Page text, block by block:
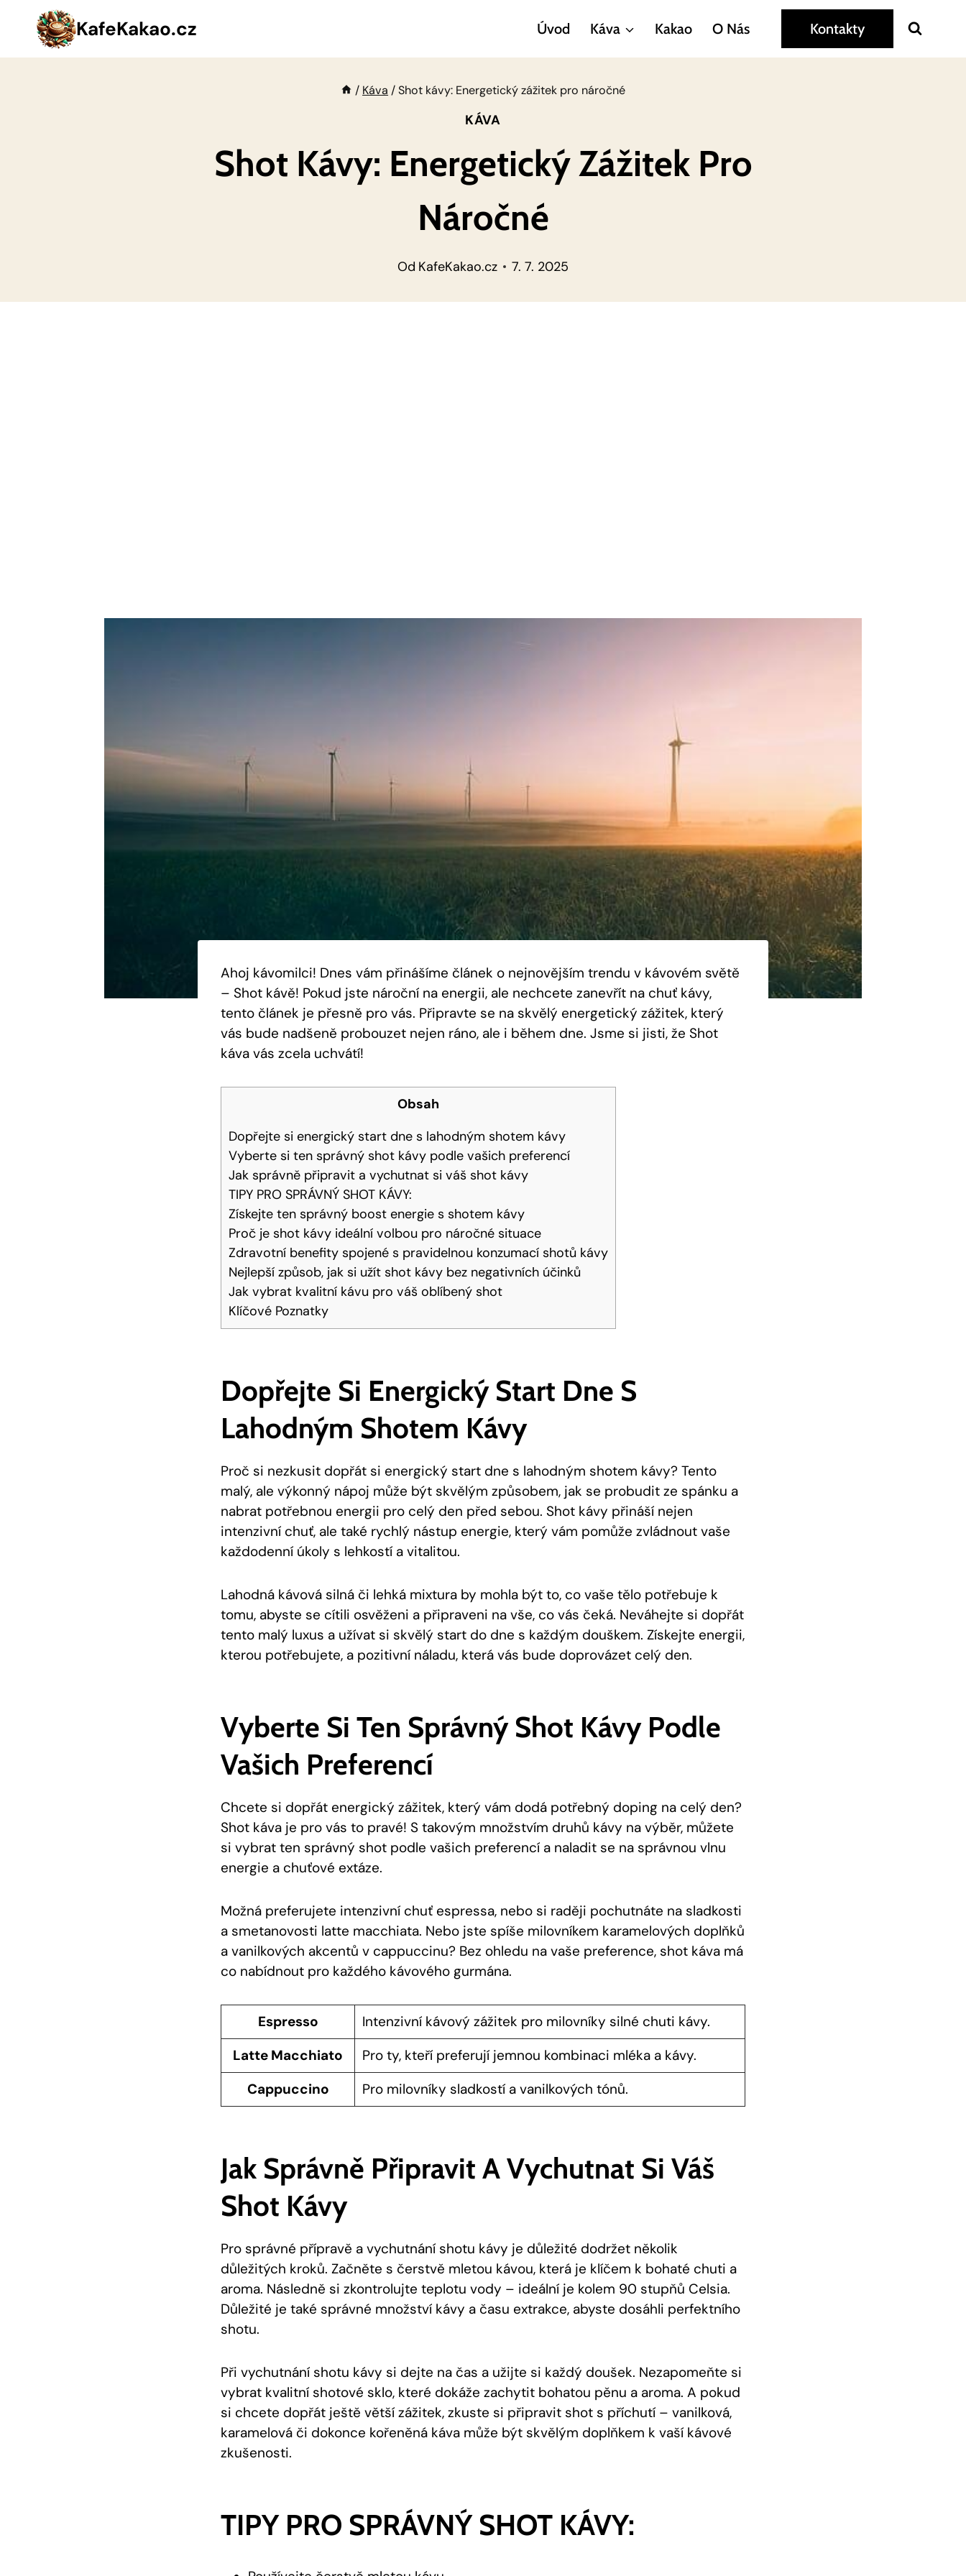
Přeskočit
KafeKakao.cz Úvod Káva Kakao O Nás Kontakty
/ Káva /Shot kávy: Energetický zážitek pro náročné
KÁVA
Shot Kávy: Energetický Zážitek Pro
Náročné
Od KafeKakao.cz 7. 7. 2025
Ahoj kávomilci! Dnes vám přinášíme článek o nejnovějším trendu v kávovém světě
– Shot kávě! Pokud jste nároční na energii, ale nechcete zanevřít na chuť kávy,
tento článek je přesně pro vás. Připravte se na skvělý energetický zážitek, který
vás bude nadšeně probouzet nejen ráno, ale i během dne. Jsme si jisti, že Shot
káva vás zcela uchvátí!
Obsah
Dopřejte si energický start dne s lahodným shotem kávy
Vyberte si ten správný shot kávy podle vašich preferencí
Jak správně připravit a vychutnat si váš shot kávy
TIPY PRO SPRÁVNÝ SHOT KÁVY:
Získejte ten správný boost energie s shotem kávy
Proč je shot kávy ideální volbou pro náročné situace
Zdravotní benefity spojené s pravidelnou konzumací shotů kávy
Nejlepší způsob, jak si užít shot kávy bez negativních účinků
Jak vybrat kvalitní kávu pro váš oblíbený shot
Klíčové Poznatky
Dopřejte Si Energický Start Dne S
Lahodným Shotem Kávy
Proč si nezkusit dopřát si energický start dne s lahodným shotem kávy? Tento
malý, ale výkonný nápoj může být skvělým způsobem, jak se probudit ze spánku a
nabrat potřebnou energii pro celý den před sebou. Shot kávy přináší nejen
intenzivní chuť, ale také rychlý nástup energie, který vám pomůže zvládnout vaše
každodenní úkoly s lehkostí a vitalitou.
Lahodná kávová silná či lehká mixtura by mohla být to, co vaše tělo potřebuje k
tomu, abyste se cítili osvěženi a připraveni na vše, co vás čeká. Neváhejte si dopřát
tento malý luxus a užívat si skvělý start do dne s každým douškem. Získejte energii,
kterou potřebujete, a pozitivní náladu, která vás bude doprovázet celý den.
Vyberte Si Ten Správný Shot Kávy Podle
Vašich Preferencí
Chcete si dopřát energický zážitek, který vám dodá potřebný doping na celý den?
Shot káva je pro vás to pravé! S takovým množstvím druhů kávy na výběr, můžete
si vybrat ten správný shot podle vašich preferencí a naladit se na správnou vlnu
energie a chuťové extáze.
Možná preferujete intenzivní chuť espressa, nebo si raději pochutnáte na sladkosti
a smetanovosti latte macchiata. Nebo jste spíše milovníkem karamelových doplňků
a vanilkových akcentů v cappuccinu? Bez ohledu na vaše preference, shot káva má
co nabídnout pro každého kávového gurmána.
Espresso
Intenzivní kávový zážitek pro milovníky silné chuti kávy.
Latte Macchiato
Pro ty, kteří preferují jemnou kombinaci mléka a kávy.
Cappuccino
Pro milovníky sladkostí a vanilkových tónů.
Jak Správně Připravit A Vychutnat Si Váš
Shot Kávy
Pro správné přípravě a vychutnání shotu kávy je důležité dodržet několik
důležitých kroků. Začněte s čerstvě mletou kávou, která je klíčem k bohaté chuti a
aroma. Následně si zkontrolujte teplotu vody – ideální je kolem 90 stupňů Celsia.
Důležité je také správné množství kávy a času extrakce, abyste dosáhli perfektního
shotu.
Při vychutnání shotu kávy si dejte na čas a užijte si každý doušek. Nezapomeňte si
vybrat kvalitní shotové sklo, které dokáže zachytit bohatou pěnu a aroma. A pokud
si chcete dopřát ještě větší zážitek, zkuste si připravit shot s příchutí – vanilková,
karamelová či dokonce kořeněná káva může být skvělým doplňkem k vaší kávové
zkušenosti.
TIPY PRO SPRÁVNÝ SHOT KÁVY: